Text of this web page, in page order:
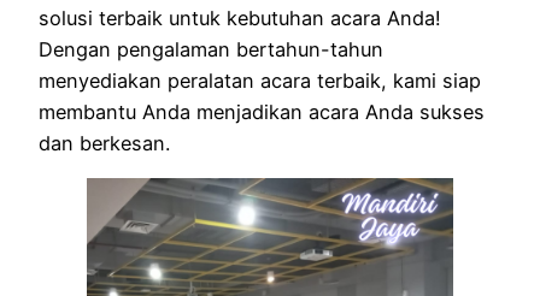
solusi terbaik untuk kebutuhan acara Anda!
Dengan pengalaman bertahun-tahun
menyediakan peralatan acara terbaik, kami siap
membantu Anda menjadikan acara Anda sukses
dan berkesan.